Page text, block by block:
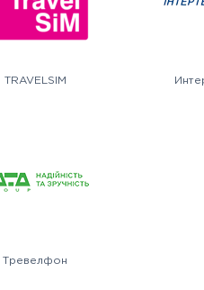
TRAVELSIM
Тревелфон